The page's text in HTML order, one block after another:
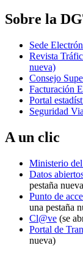
Sobre la
Sede
Revista
nueva)
Consejo
Facturación
Portal
Seguridad
A un clic
Ministerio
Datos
pestaña
Punto de
una pestaña
Cl@ve (se
Portal de
nueva)